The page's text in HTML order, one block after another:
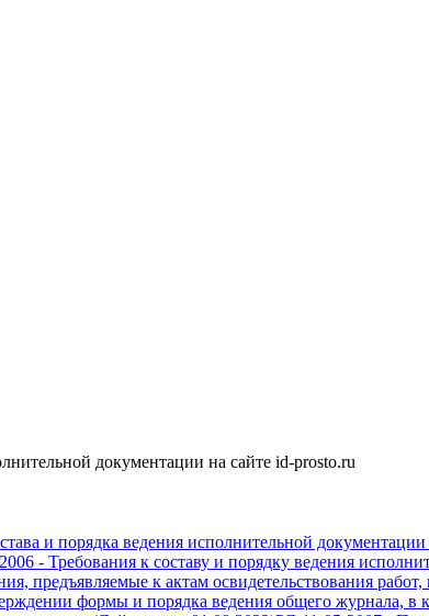
документации на сайте id-prosto.ru
и порядка ведения исполнительной
- Требования к составу и порядку ведения
предъявляемые к актам освидетельствования
формы и порядка ведения общего журнала, в